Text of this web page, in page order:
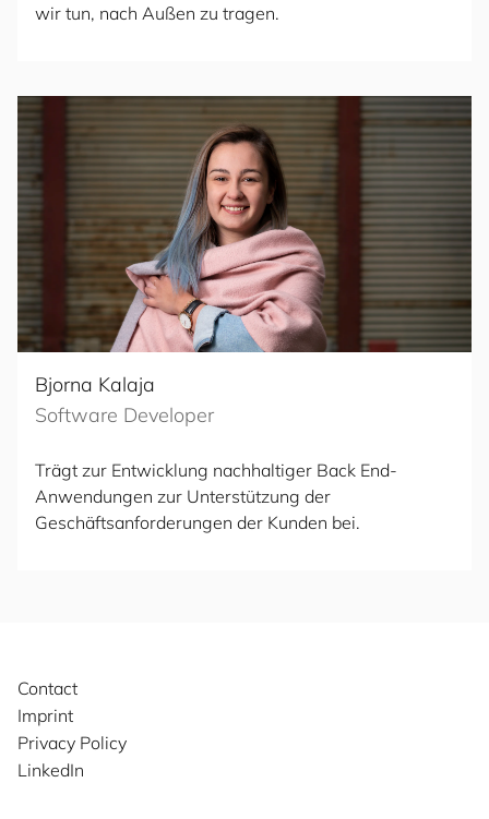
wir tun, nach Außen zu tragen.
Bjorna Kalaja
Software Developer
Trägt zur Entwicklung nachhaltiger Back End-
Anwendungen zur Unterstützung der
Geschäftsanforderungen der Kunden bei.
Contact
Imprint
Privacy Policy
LinkedIn